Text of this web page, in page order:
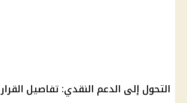
التحول إلى الدعم النقدي: تفاصيل القرار